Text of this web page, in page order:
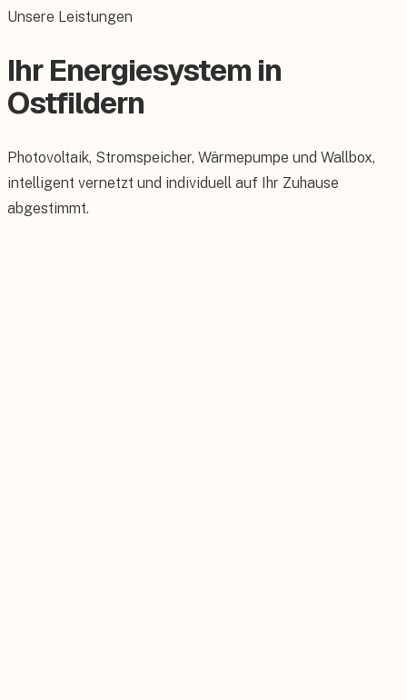
Unsere Leistungen
Ihr Energiesystem in
Ostfildern
Photovoltaik, Stromspeicher, Wärmepumpe und Wallbox,
intelligent vernetzt und individuell auf Ihr Zuhause
abgestimmt.